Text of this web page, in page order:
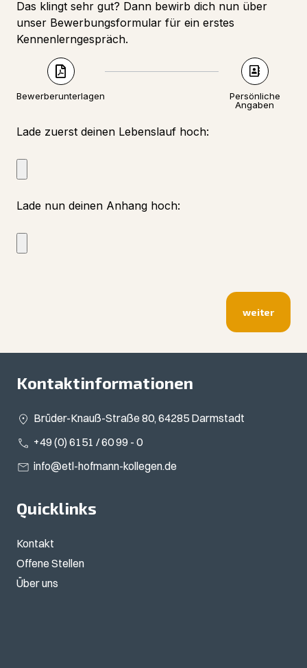
Das klingt sehr gut? Dann bewirb dich nun über
unser Bewerbungsformular für ein erstes
Kennenlerngespräch.
Bewerberunterlagen
Persönliche
Angaben
Lade zuerst deinen Lebenslauf hoch:
Lade nun deinen Anhang hoch:
weiter
Kontaktinformationen
Brüder-Knauß-Straße 80, 64285 Darmstadt
+49 (0) 6151 / 60 99 - 0
info@etl-hofmann-kollegen.de
Quicklinks
Kontakt
Offene Stellen
Über uns